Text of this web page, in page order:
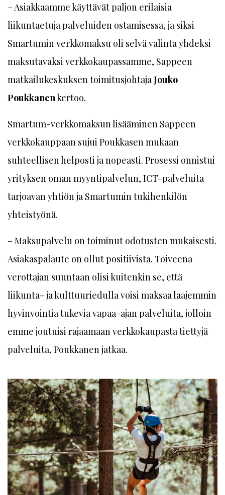
– Asiakkaamme käyttävät paljon erilaisia
liikuntaetuja palveluiden ostamisessa, ja siksi
Smartumin verkkomaksu oli selvä valinta yhdeksi
maksutavaksi verkkokaupassamme, Sappeen
matkailukeskuksen toimitusjohtaja Jouko
Poukkanenkertoo.
Smartum-verkkomaksun lisääminen Sappeen
verkkokauppaan sujui Poukkasen mukaan
suhteellisen helposti ja nopeasti. Prosessi onnistui
yrityksen oman myyntipalvelun, ICT-palveluita
tarjoavan yhtiön ja Smartumin tukihenkilön
yhteistyönä.
– Maksupalvelu on toiminut odotusten mukaisesti.
Asiakaspalaute on ollut positiivista. Toiveena
verottajan suuntaan olisi kuitenkin se, että
liikunta- ja kulttuuriedulla voisi maksaa laajemmin
hyvinvointia tukevia vapaa-ajan palveluita, jolloin
emme joutuisi rajaamaan verkkokaupasta tiettyjä
palveluita, Poukkanen jatkaa.